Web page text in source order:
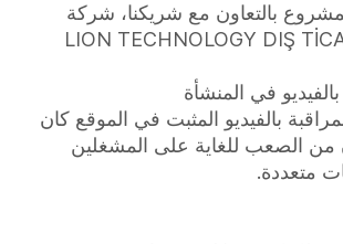
بالتعاون مع شريكنا، شركة
LION TECHNOLOGY DIŞ
في المنشأة
بالفيديو المثبت في الموقع كان
من الصعب للغاية على المشغلين
متعددة.